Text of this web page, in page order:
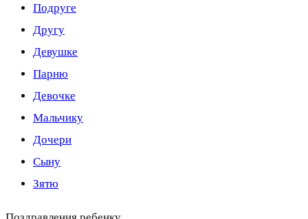
Подруге
Другу
Девушке
Парню
Девочке
Мальчику
Дочери
Сыну
Зятю